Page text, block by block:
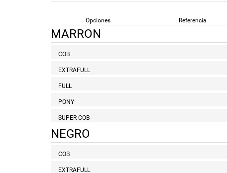
Opciones Referencia
MARRON
COB
EXTRAFULL
FULL
PONY
SUPER COB
NEGRO
COB
EXTRAFULL